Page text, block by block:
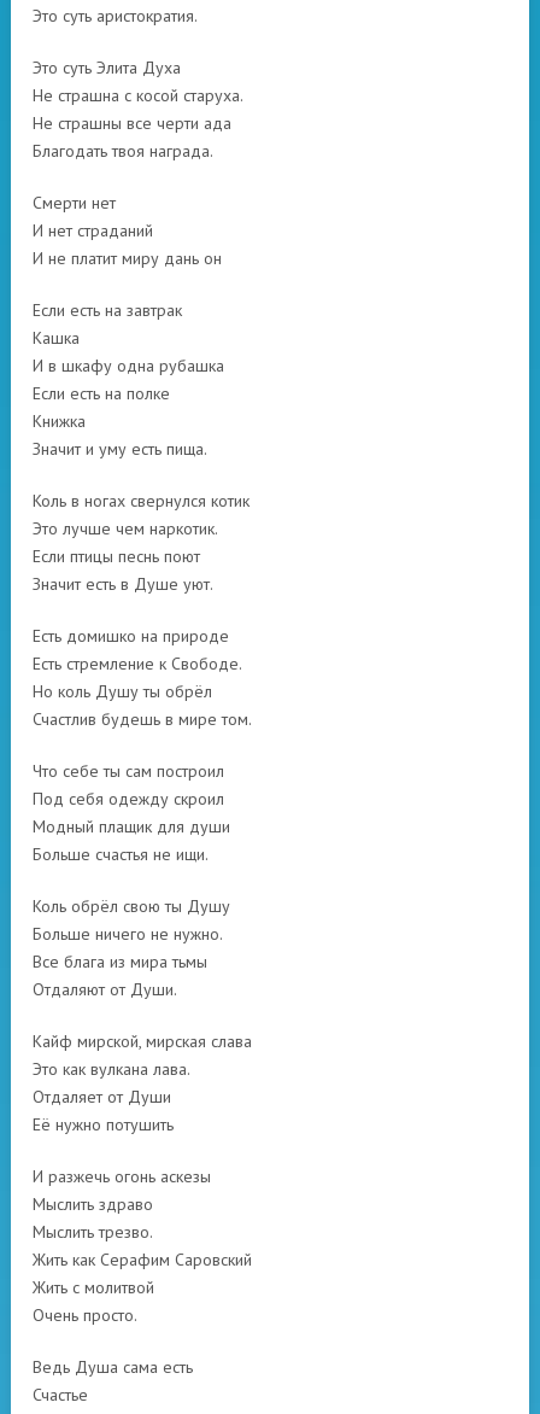
Это суть аристократия.
Это суть Элита Духа
Не страшна с косой старуха.
Не страшны все черти ада
Благодать твоя награда.
Смерти нет
И нет страданий
И не платит миру дань он
Если есть на завтрак
Кашка
И в шкафу одна рубашка
Если есть на полке
Книжка
Значит и уму есть пища.
Коль в ногах свернулся котик
Это лучше чем наркотик.
Если птицы песнь поют
Значит есть в Душе уют.
Есть домишко на природе
Есть стремление к Свободе.
Но коль Душу ты обрёл
Счастлив будешь в мире том.
Что себе ты сам построил
Под себя одежду скроил
Модный плащик для души
Больше счастья не ищи.
Коль обрёл свою ты Душу
Больше ничего не нужно.
Все блага из мира тьмы
Отдаляют от Души.
Кайф мирской, мирская слава
Это как вулкана лава.
Отдаляет от Души
Её нужно потушить
И разжечь огонь аскезы
Мыслить здраво
Мыслить трезво.
Жить как Серафим Саровский
Жить с молитвой
Очень просто.
Ведь Душа сама есть
Счастье